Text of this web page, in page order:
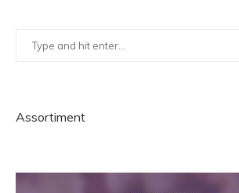
Assortiment